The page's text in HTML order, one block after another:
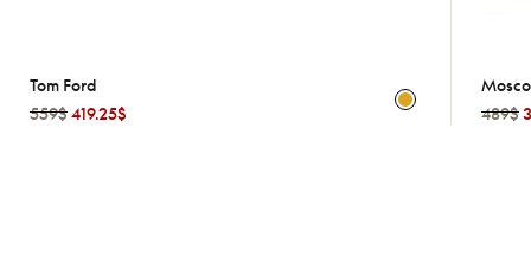
Tom Ford
559$419.25$
489$